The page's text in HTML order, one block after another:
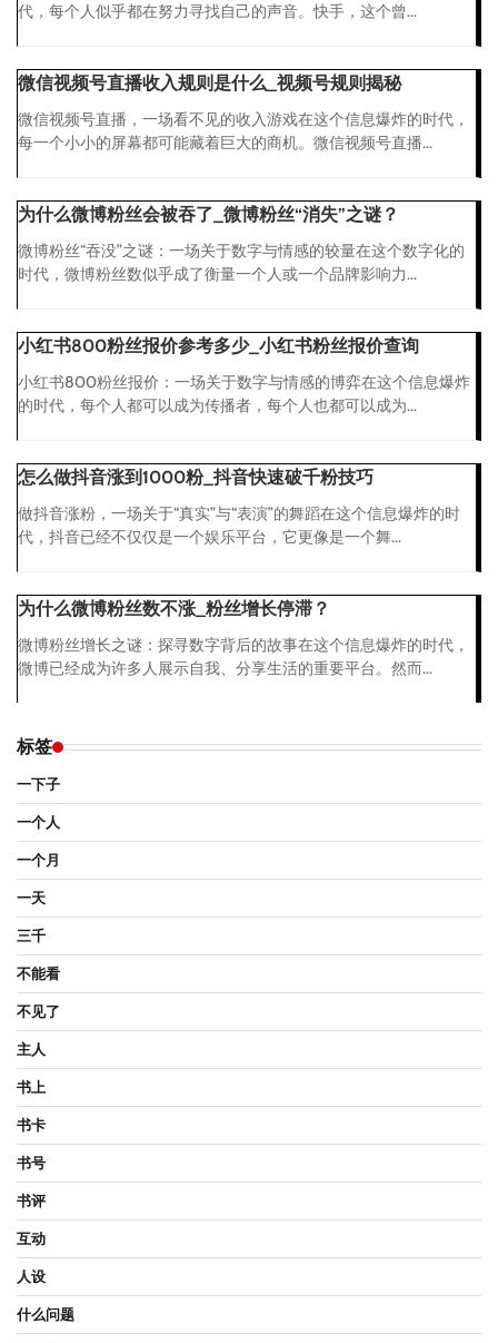
代，每个人似乎都在努力寻找自己的声音。快手，这个曾...
微信视频号直播收入规则是什么_视频号规则揭秘
微信视频号直播，一场看不见的收入游戏在这个信息爆炸的时代，
每一个小小的屏幕都可能藏着巨大的商机。微信视频号直播...
为什么微博粉丝会被吞了_微博粉丝“消失”之谜？
微博粉丝“吞没”之谜：一场关于数字与情感的较量在这个数字化的
时代，微博粉丝数似乎成了衡量一个人或一个品牌影响力...
小红书800粉丝报价参考多少_小红书粉丝报价查询
小红书800粉丝报价：一场关于数字与情感的博弈在这个信息爆炸
的时代，每个人都可以成为传播者，每个人也都可以成为...
怎么做抖音涨到1000粉_抖音快速破千粉技巧
做抖音涨粉，一场关于“真实”与“表演”的舞蹈在这个信息爆炸的时
代，抖音已经不仅仅是一个娱乐平台，它更像是一个舞...
为什么微博粉丝数不涨_粉丝增长停滞？
微博粉丝增长之谜：探寻数字背后的故事在这个信息爆炸的时代，
微博已经成为许多人展示自我、分享生活的重要平台。然而...
标签
一下子
一个人
一个月
一天
三千
不能看
不见了
主人
书上
书卡
书号
书评
互动
人设
什么问题